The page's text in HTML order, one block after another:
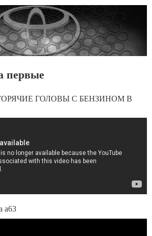
первые
ГОРЯЧИЕ ГОЛОВЫ С БЕНЗИНОМ В
а63